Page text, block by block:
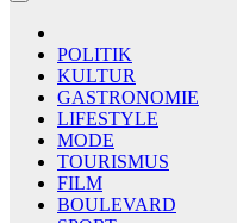
POLITIK
KULTUR
GASTRONOMIE
LIFESTYLE
MODE
TOURISMUS
FILM
BOULEVARD